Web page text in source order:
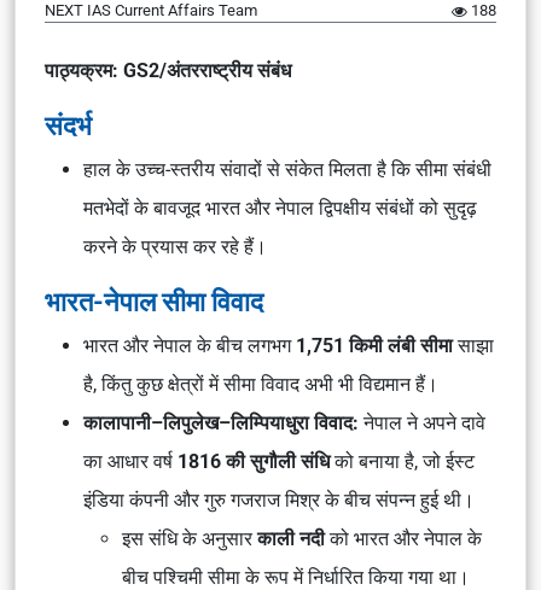
NEXT IAS Current Affairs Team
188
पाठ्यक्रम: GS2/अंतरराष्ट्रीय संबंध
संदर्भ
हाल के उच्च-स्तरीय संवादों से संकेत मिलता है कि सीमा संबंधी
मतभेदों के बावजूद भारत और नेपाल द्विपक्षीय संबंधों को सुदृढ़
करने के प्रयास कर रहे हैं।
भारत-नेपाल सीमा विवाद
भारत और नेपाल के बीच लगभग 1,751 किमी लंबी सीमासाझा
है, किंतु कुछ क्षेत्रों में सीमा विवाद अभी भी विद्यमान हैं।
कालापानी–लिपुलेख–लिम्पियाधुरा विवाद:नेपाल ने अपने दावे
का आधार वर्ष 1816 की सुगौली संधिको बनाया है, जो ईस्ट
इंडिया कंपनी और गुरु गजराज मिश्र के बीच संपन्न हुई थी।
इस संधि के अनुसारकाली नदीको भारत और नेपाल के
बीच पश्चिमी सीमा के रूप में निर्धारित किया गया था।